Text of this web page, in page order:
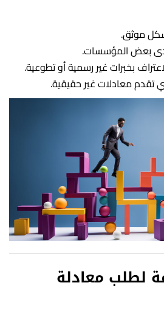
موثق.
بعض المؤسسات.
بخبرات غير رسمية أو تطوعية.
تقدم معادلات غير حقيقية.
لطلب معادلة